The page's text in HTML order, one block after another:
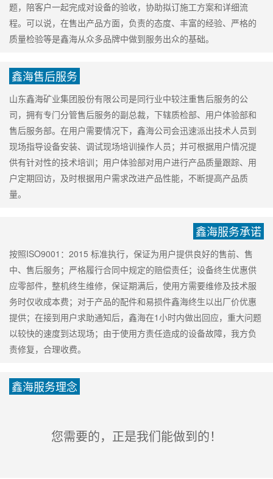
题，陪客户一起完成对设备的验收，协助拟订施工方案和详细流
程。可以说，在售出产品方面，负责的态度、丰富的经验、严格的
质量检验等是鑫海从众多品牌中做到服务出众的基础。
鑫海售后服务
山东鑫海矿业集团股份有限公司是同行业中较注重售后服务的公
司，拥有专门分管售后服务的副总裁，下辖质检部、用户体验部和
售后服务部。在用户需要情况下，鑫海公司会迅速派出技术人员到
现场指导设备安装、调试现场培训操作人员；并可根据用户情况提
供有针对性的技术培训；用户体验部对用户进行产品质量跟踪、用
户定期回访，及时根据用户需求改进产品性能，不断提高产品质
量。
鑫海服务承诺
按照ISO9001：2015 标准执行，保证为用户提供良好的售前、售
中、售后服务；严格履行合同中规定的赔偿责任；设备终生优惠供
应零部件，整机终生维修，保证期满后，使用方需要维修及技术服
务时仅收成本费；对于产品的配件和易损件鑫海终生以出厂价优惠
提供；在接到用户求助通知后，鑫海在1小时内做出回应，重大问题
以较快的速度到达现场；由于使用方责任造成的设备故障，我方负
责修复，合理收费。
鑫海服务理念
您需要的，正是我们能做到的！